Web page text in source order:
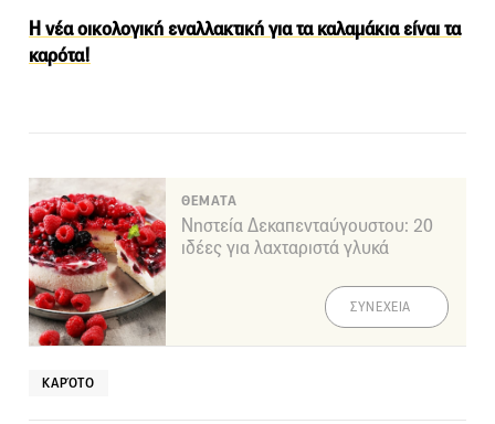
Η νέα οικολογική εναλλακτική για τα καλαμάκια είναι τα
καρότα!
ΘΕΜΑΤΑ
Νηστεία Δεκαπενταύγουστου: 20
ιδέες για λαχταριστά γλυκά
ΣΥΝΕΧΕΙΑ
ΚΑΡΌΤΟ